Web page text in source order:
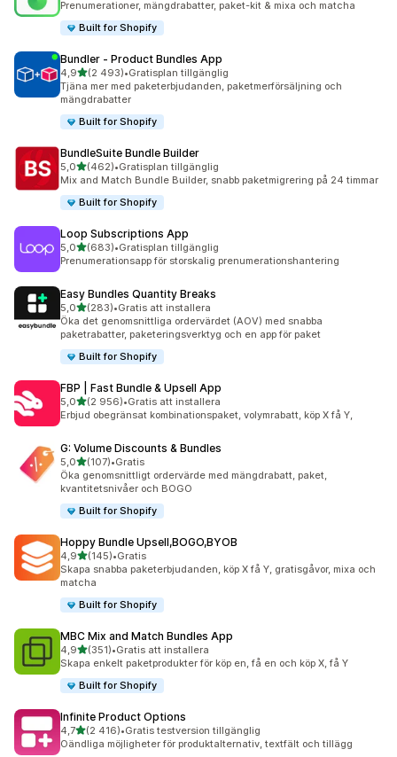
Prenumerationer, mängdrabatter, paket-kit & mixa och matcha
Built for Shopify
Bundler ‑ Product Bundles App
4,9av 5 stjärnor
(2 493)
2493 recensioner totalt
•Gratisplan tillgänglig
Tjäna mer med paketerbjudanden, paketmerförsäljning och
mängdrabatter
Built for Shopify
BundleSuite Bundle Builder
5,0av 5 stjärnor
(462)
462 recensioner totalt
•Gratisplan tillgänglig
Mix and Match Bundle Builder, snabb paketmigrering på 24 timmar
Built for Shopify
Loop Subscriptions App
5,0av 5 stjärnor
(683)
683 recensioner totalt
•Gratisplan tillgänglig
Prenumerationsapp för storskalig prenumerationshantering
Easy Bundles Quantity Breaks
5,0av 5 stjärnor
(283)
283 recensioner totalt
•Gratis att installera
Öka det genomsnittliga ordervärdet (AOV) med snabba
paketrabatter, paketeringsverktyg och en app för paket
Built for Shopify
FBP | Fast Bundle & Upsell App
5,0av 5 stjärnor
(2 956)
2956 recensioner totalt
•Gratis att installera
Erbjud obegränsat kombinationspaket, volymrabatt, köp X få Y,
G: Volume Discounts & Bundles
5,0av 5 stjärnor
(107)
107 recensioner totalt
•Gratis
Öka genomsnittligt ordervärde med mängdrabatt, paket,
kvantitetsnivåer och BOGO
Built for Shopify
Hoppy Bundle Upsell,BOGO,BYOB
4,9av 5 stjärnor
(145)
145 recensioner totalt
•Gratis
Skapa snabba paketerbjudanden, köp X få Y, gratisgåvor, mixa och
matcha
Built for Shopify
MBC Mix and Match Bundles App
4,9av 5 stjärnor
(351)
351 recensioner totalt
•Gratis att installera
Skapa enkelt paketprodukter för köp en, få en och köp X, få Y
Built for Shopify
Infinite Product Options
4,7av 5 stjärnor
(2 416)
2416 recensioner totalt
•Gratis testversion tillgänglig
Oändliga möjligheter för produktalternativ, textfält och tillägg